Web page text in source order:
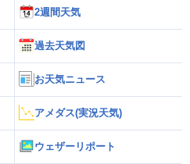
2週間天気
過去天気図
お天気ニュース
アメダス(実況天気)
ウェザーリポート